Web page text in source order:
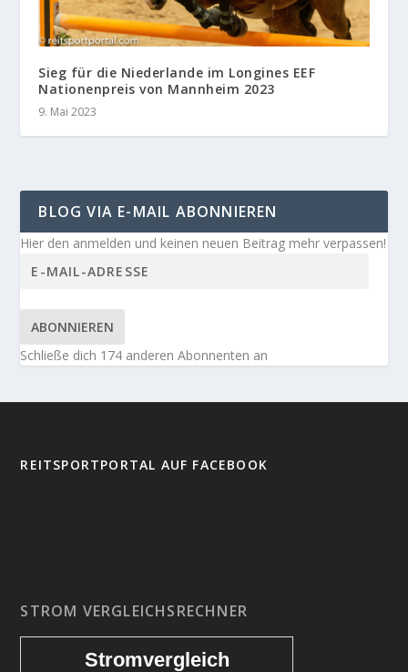
Sieg für die Niederlande im Longines EEF
Nationenpreis von Mannheim 2023
9. Mai 2023
BLOG VIA E-MAIL ABONNIEREN
Hier den anmelden und keinen neuen Beitrag mehr verpassen!
ABONNIEREN
Schließe dich 174 anderen Abonnenten an
REITSPORTPORTAL AUF FACEBOOK
STROM VERGLEICHSRECHNER
Stromvergleich